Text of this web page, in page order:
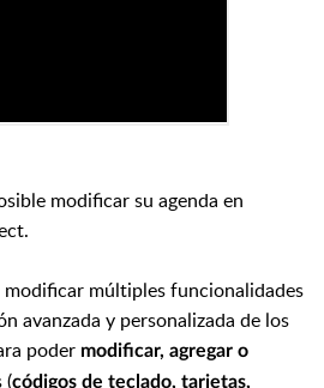
modificar su agenda en
modificar múltiples funcionalidades
avanzada y personalizada de los
poder modificar, agregar o
(códigos de teclado, tarjetas,